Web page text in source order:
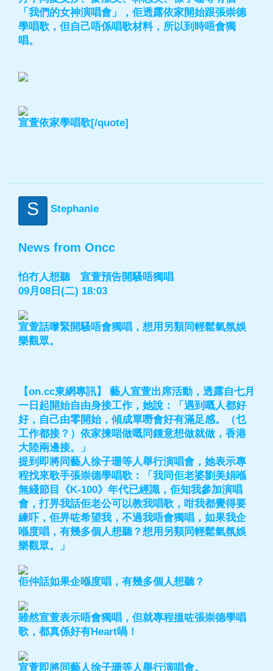
「我們的女神演唱會」，佢透露依家開始跟張崇德
學唱歌，但自己唔係唱歌材料，所以到時唔會獨
唱。
宣萱依家學唱歌[/quote]
S Stephanie
News from Oncc
怕冇人想聽 宣萱預告開騷唔獨唱
09月08日(二) 18:03
宣萱話嚟緊開騷唔會獨唱，想用另類同輕鬆氣氛娛
樂觀眾。
【on.cc東網專訊】 藝人宣萱出席活動，透露自七月
一日起開始自由身接工作，她說：「遇到嘅人都好
好，自己由零開始，傾成單嘢會好有滿足感。（乜
工作都接？）依家揀啱做嘅同鍾意想做就做，香港
大陸兩邊接。」
提到即將同藝人徐子珊等人舉行演唱會，她表示專
程找來歌手張崇德學唱歌：「我同佢老婆劉美娟喺
無綫節目《K-100》年代已經識，佢知我參加演唱
會，打畀我話佢老公可以教我唱歌，咁我都覺得要
練吓，佢畀咗希望我，不過我唔會獨唱，如果我企
喺度唱，有幾多個人想聽？想用另類同輕鬆氣氛娛
樂觀眾。」
佢仲話如果企喺度唱，有幾多個人想聽？
雖然宣萱表示唔會獨唱，但就專程搵咗張崇德學唱
歌，都真係好有Heart喎！
宣萱即將同藝人徐子珊等人舉行演唱會。